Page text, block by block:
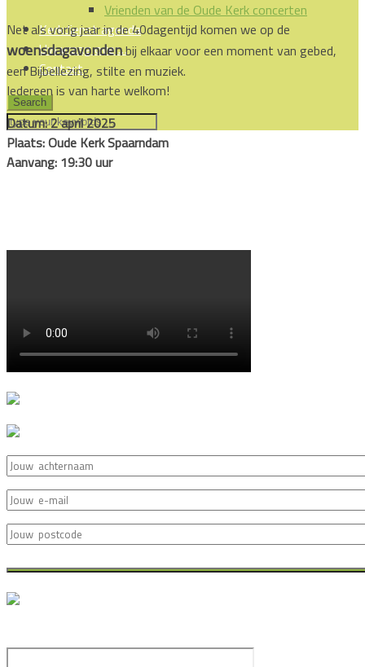
Vrienden van de Oude Kerk concerten
Kerkdienst agenda
Uw vraag over…
Contact
Net als vorig jaar in de 40dagentijd komen we op de
woensdagavondenbij elkaar voor een moment van gebed,
een Bijbellezing, stilte en muziek.
Iedereen is van harte welkom!
Datum: 2 april 2025
Plaats: Oude Kerk Spaarndam
Aanvang: 19:30 uur